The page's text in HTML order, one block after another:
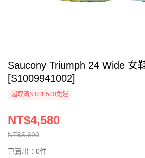
Saucony Triumph 24 Wide 女
[S1009941002]
超取滿NT$1,500免運
NT$5,690
NT$4,580
已賣出：0件